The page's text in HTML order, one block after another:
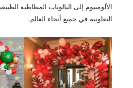
الألومنيوم إلى البالونات المطاطية
التعاونية في جميع أنحاء العالم.